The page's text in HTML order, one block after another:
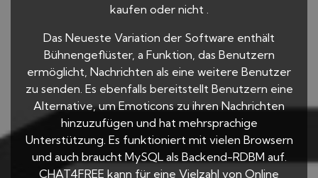
kaufen oder nicht .
Das Neueste Variation der Software enthält
Bühnengeflüster, a Funktion, das Benutzern
ermöglicht, Nachrichten als eine weitere Benutzer
zu senden. Es ebenfalls bereitstellt Benutzern eine
Alternative, um Emoticons zu ihren Nachrichten
hinzuzufügen und hat mehrsprachige
Unterstützung. Es funktioniert mit vielen Browsern
und auch braucht MySQL als Backend-RDBM auf.
CHAT4FREE kann für eine Vielzahl von Online